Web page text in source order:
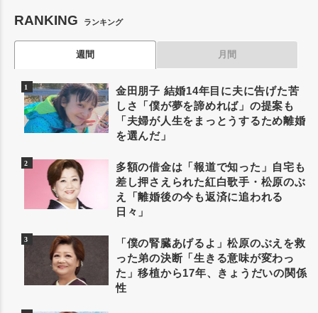
RANKING ランキング
週間 月間
金田朋子 結婚14年目に夫に告げた苦
しさ「僕が夢を諦めれば」の提案も
「夫婦が人生をまっとうするため離婚
を選んだ」
多額の借金は「報道で知った」自宅も
差し押さえられた紅白歌手・松原のぶ
え「離婚後の今も返済に追われる
日々」
「僕の腎臓あげるよ」松原のぶえを救
った弟の決断「生きる意味が変わっ
た」移植から17年、きょうだいの関係
性